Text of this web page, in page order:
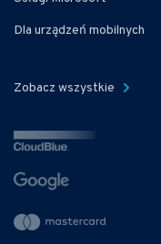
Dla urządzeń mobilnych
Zobacz wszystkie